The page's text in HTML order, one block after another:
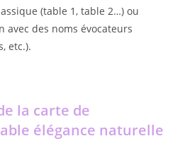
(table 1, table 2…) ou
des noms évocateurs
etc.).
la carte de
élégance naturelle